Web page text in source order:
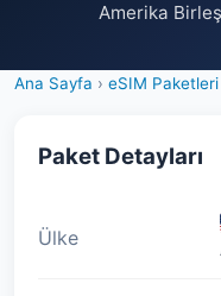
Amerika
Ana Sayfa › eSIM Paketleri
Paket Detayları
Ülke